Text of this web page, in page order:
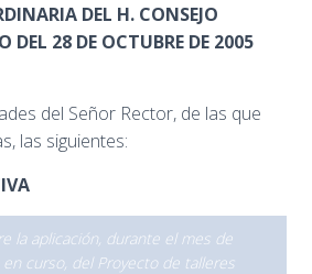
DEL H. CONSEJO
DEL 28 DE OCTUBRE DE 2005
del Señor Rector, de las que
las siguientes:
la aplicación, durante el mes de
curso, del Proyecto de talleres